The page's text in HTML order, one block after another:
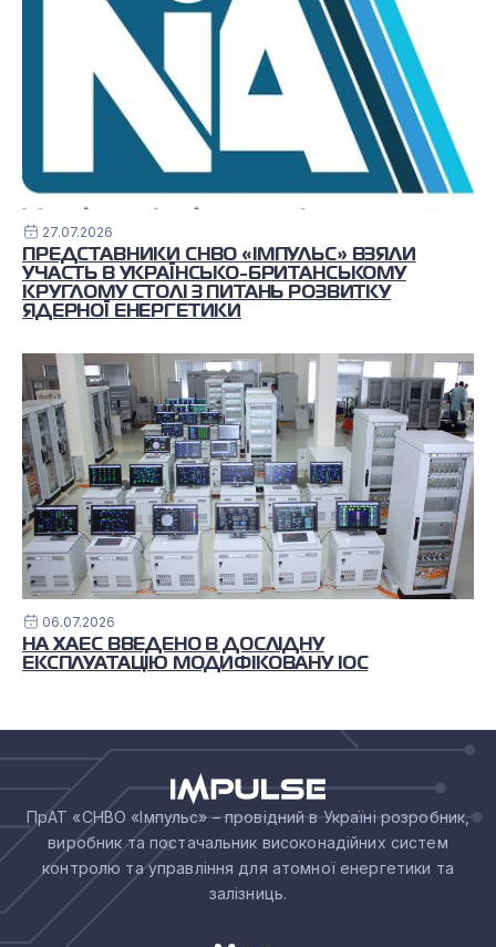
27.07.2026
ПРЕДСТАВНИКИ СНВО «ІМПУЛЬС» ВЗЯЛИ
УЧАСТЬ В УКРАЇНСЬКО-БРИТАНСЬКОМУ
КРУГЛОМУ СТОЛІ З ПИТАНЬ РОЗВИТКУ
ЯДЕРНОЇ ЕНЕРГЕТИКИ
06.07.2026
НА ХАЕС ВВЕДЕНО В ДОСЛІДНУ
ЕКСПЛУАТАЦІЮ МОДИФІКОВАНУ ІОС
ПрАТ «СНВО «Імпульс» – провідний в Україні розробник,
виробник та постачальник високонадійних систем
контролю та управління для атомної енергетики та
залізниць.